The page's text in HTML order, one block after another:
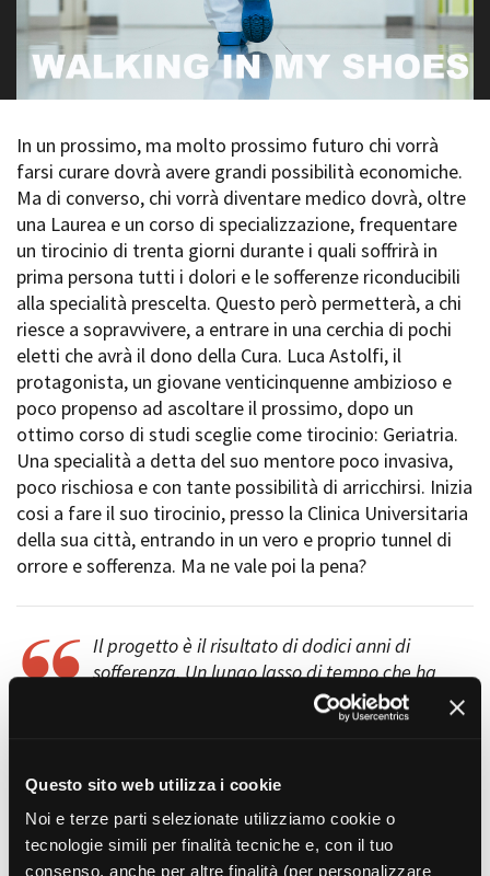
Questo sito web utilizza i cookie
Noi e terze parti selezionate utilizziamo cookie o
tecnologie simili per finalità tecniche e, con il tuo
consenso, anche per altre finalità (per personalizzare
Bandi e gare
Sostenibilità ambientale
SERVIZI
Location scouting
Spazi nella sede FCTP
Sala Casting
Sala Paolo Tenna
FILM FUNDS
Piemonte Film Tv Fund
Piemonte Film Tv
Development Fund
Piemonte Doc Film Fund
Short Film Fund
PRODUCTION GUIDE
Società di produzione
Strutture di servizio
Professionisti
Attrici-Attori
LOCATION GUIDE
NEWS
CASTING
FESTIVAL, MARKETS,
AWARDS
International Film Festival
Berlinale Internationalen
Filmfestspiele Berlin
Festival de Cannes
Biografilm Festival - Bio to B
Industry Days
Locarno Film Festival
Mostra Internazionale d’Arte
Cinematografica Venezia
Toronto International Film
Festival
Festa del Cinema di Roma
Torino Film Festival
David di Donatello
Nastri d’Argento
Premio Solinas
STRUMENTI
Location - Accedi al tuo
Location - Nuovo utente
Newsletter
Lavora con noi
Stage - Tirocini - Scuola e
Lavoro
economia
In un prossimo, ma molto prossimo futuro chi vorrà
farsi curare dovrà avere grandi possibilità economiche.
Ma di converso, chi vorrà diventare medico dovrà, oltre
una Laurea e un corso di specializzazione, frequentare
un tirocinio di trenta giorni durante i quali soffrirà in
prima persona tutti i dolori e le sofferenze riconducibili
alla specialità prescelta. Questo però permetterà, a chi
riesce a sopravvivere, a entrare in una cerchia di pochi
eletti che avrà il dono della Cura. Luca Astolfi, il
protagonista, un giovane venticinquenne ambizioso e
poco propenso ad ascoltare il prossimo, dopo un
ottimo corso di studi sceglie come tirocinio: Geriatria.
Una specialità a detta del suo mentore poco invasiva,
poco rischiosa e con tante possibilità di arricchirsi. Inizia
cosi a fare il suo tirocinio, presso la Clinica Universitaria
della sua città, entrando in un vero e proprio tunnel di
orrore e sofferenza. Ma ne vale poi la pena?
Il progetto è il risultato di dodici anni di
sofferenza. Un lungo lasso di tempo che ha
permesso di scrivere una storia paradossale, sarcastica,
cruda che ha però un’autenticità profonda. L’intento è
oltre la sofferenza a cui è già afflitto. L’idea del film
parte da un paradosso che può essere preso in
considerazione in due modi: uno slapstick che mette a
soqquadro il politically correct, o un’attenta critica al